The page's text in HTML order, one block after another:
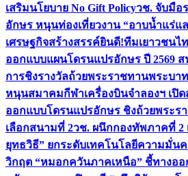
เสริมนโยบาย No Gift Policyวช. จับมือ
อักษร หนุนท่องเที่ยวงาน “อาบน้ำแร่แ
เศรษฐกิจสร้างสรรค์ยินดี!ทีมเยาวชนไ
ออกแบบแผนโดรนแปรอักษร ปี 2569
การชิงรางวัลถ้วยพระราชทานพระบา
หนุนสมาคมกีฬาเครื่องบินจำลองฯ เปิ
ออกแบบโดรนแปรอักษร ชิงถ้วยพระร
เลือกสนามที่ 2วช. ผนึกกองทัพภาคที่ 2
ยุทธวิธี” ยกระดับเทคโนโลยีความมั่น
วิกฤต “หมอกควันภาคเหนือ” ชี้ทางออ